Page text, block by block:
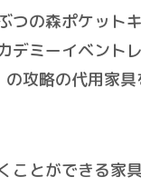
つの森ポケット
デミーイベント
の攻略の代用家具
ことができる家